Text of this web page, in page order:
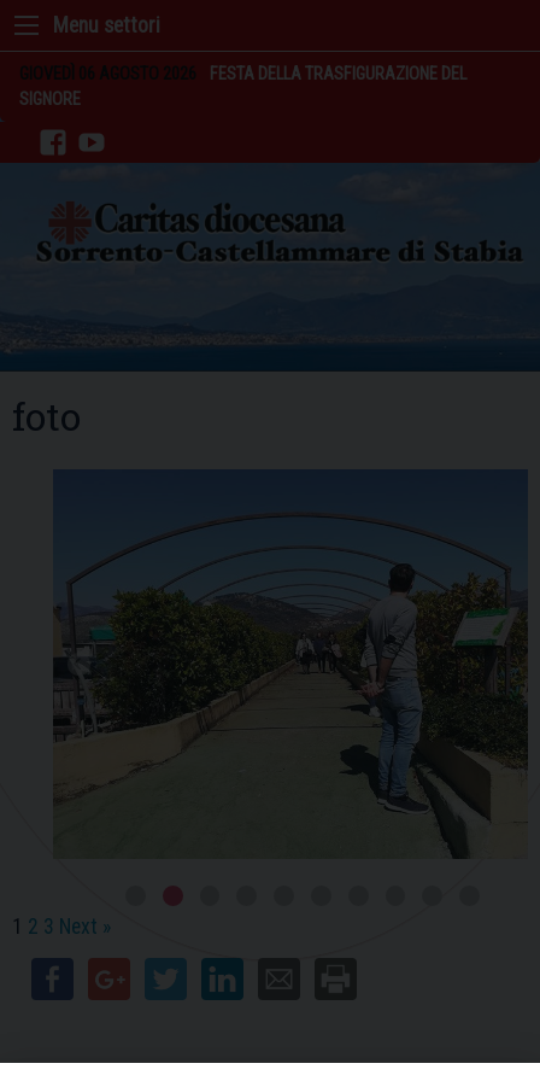
Skip
content
GIOVEDÌ 06 AGOSTO 2026
FESTA DELLA TRASFIGURAZIONE DEL
SIGNORE
facebookyoutube
foto
1 2 3 Next »